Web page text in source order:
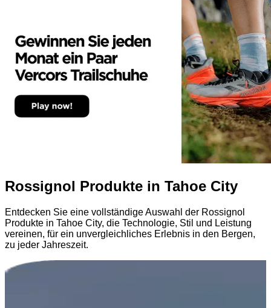
Rossignol Produkte in Tahoe City
Entdecken Sie eine vollständige Auswahl der Rossignol
Produkte in Tahoe City, die Technologie, Stil und Leistung
vereinen, für ein unvergleichliches Erlebnis in den Bergen,
zu jeder Jahreszeit.